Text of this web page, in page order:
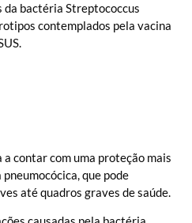
bactéria Streptococcus
contemplados pela vacina
a contar com uma proteção mais
que pode
até quadros graves de saúde.